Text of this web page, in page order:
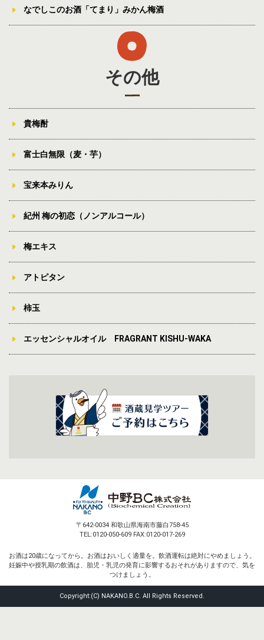
なでしこのお酒「てまり」みかん梅酒
その他
貴梅酎
富士白無限（麦・芋）
宝来本みりん
紀州 梅の初恋（ノンアルコール）
梅エキス
アトピタン
柿玉
エッセンシャルオイル FRAGRANT KISHU-WAKA
〒642-0034 和歌山県海南市藤白758-45
TEL:0120-050-609 FAX:0120-017-269
お酒は20歳になってから。お酒はおいしく適量を。飲酒運転は絶対にやめましょう。
妊娠中や授乳期の飲酒は、胎児・乳児の発育に影響するおそれがありますので、気を
つけましょう。
Copyright:(C) NAKANO.B.C. All Rights Reserved.